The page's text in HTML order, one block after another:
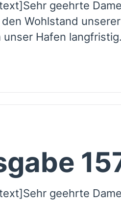
geehrte
Wohlstand
Hafen
geehrte